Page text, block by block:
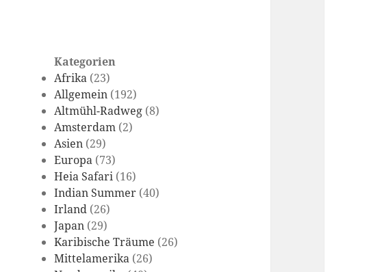
Kategorien
Afrika (23)
Allgemein (192)
Altmühl-Radweg (8)
Amsterdam (2)
Asien (29)
Europa (73)
Heia Safari (16)
Indian Summer (40)
Irland (26)
Japan (29)
Karibische Träume (26)
Mittelamerika (26)